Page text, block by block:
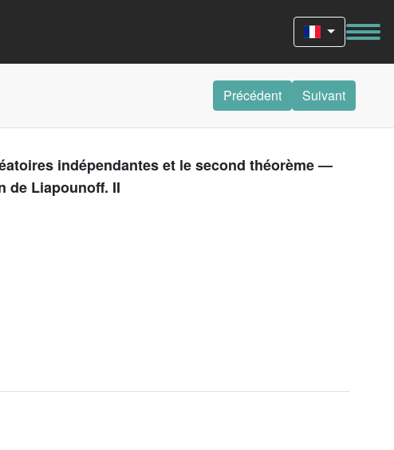
Précédent Suivant
indépendantes et le second théorème —
de Liapounoff. II